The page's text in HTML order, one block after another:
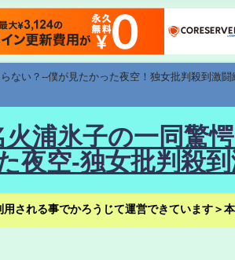
い？--僕が見たかった夜空！独女批判殺到激
浦氷子の一同驚
夜空-独女批判殺
される事でかろうじて運営できています＞